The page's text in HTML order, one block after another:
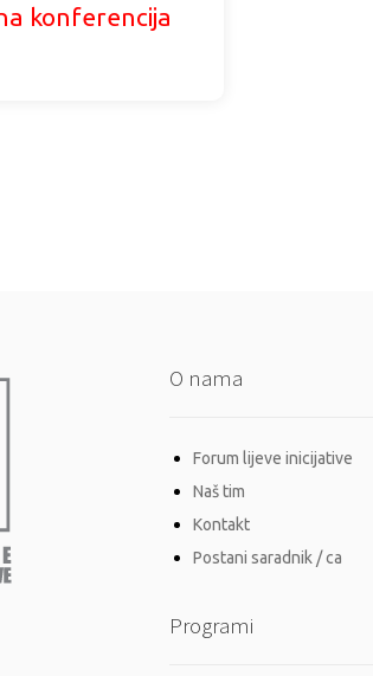
konferencija
O nama
Forum lijeve inicijative
Naš tim
Kontakt
Postani saradnik / ca
Programi